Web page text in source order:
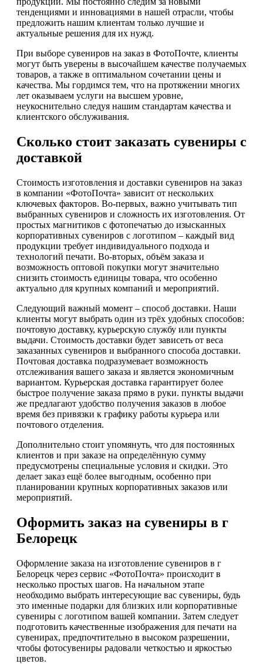
тенденциями и инновациями в нашей отрасли, чтобы
предложить нашим клиентам только лучшие и
актуальные решения для их нужд.
При выборе сувениров на заказ в ФотоПочте, клиенты
могут быть уверены в высочайшем качестве получаемых
товаров, а также в оптимальном сочетании цены и
качества. Мы гордимся тем, что на протяжении многих
лет оказываем услуги на высшем уровне,
неукоснительно следуя нашим стандартам качества и
клиентского обслуживания.
Сколько стоит заказать сувениры с
доставкой
Стоимость изготовления и доставки сувениров на заказ
в компании «ФотоПочта» зависит от нескольких
ключевых факторов. Во-первых, важно учитывать тип
выбранных сувениров и сложность их изготовления. От
простых магнитиков с фотопечатью до изысканных
корпоративных сувениров с логотипом – каждый вид
продукции требует индивидуального подхода и
технологий печати. Во-вторых, объём заказа и
возможность оптовой покупки могут значительно
снизить стоимость единицы товара, что особенно
актуально для крупных компаний и мероприятий.
Следующий важный момент – способ доставки. Наши
клиенты могут выбрать один из трёх удобных способов:
почтовую доставку, курьерскую службу или пункты
выдачи. Стоимость доставки будет зависеть от веса
заказанных сувениров и выбранного способа доставки.
Почтовая доставка подразумевает возможность
отслеживания вашего заказа и является экономичным
вариантом. Курьерская доставка гарантирует более
быстрое получение заказа прямо в руки. пункты выдачи
же предлагают удобство получения заказов в любое
время без привязки к графику работы курьера или
почтового отделения.
Дополнительно стоит упомянуть, что для постоянных
клиентов и при заказе на определённую сумму
предусмотрены специальные условия и скидки. Это
делает заказ ещё более выгодным, особенно при
планировании крупных корпоративных заказов или
мероприятий.
Оформить заказ на сувениры в г
Белорецк
Оформление заказа на изготовление сувениров в г
Белорецк через сервис «ФотоПочта» происходит в
несколько простых шагов. На начальном этапе
необходимо выбрать интересующие вас сувениры, будь
это именные подарки для близких или корпоративные
сувениры с логотипом вашей компании. Затем следует
подготовить качественные изображения для печати на
сувенирах, предпочтительно в высоком разрешении,
чтобы фотосувениры радовали четкостью и яркостью
цветов.